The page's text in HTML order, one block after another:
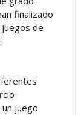
finalizado
de
juego